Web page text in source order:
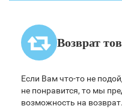
Возврат
Если Вам что-то не
не понравится, то мы
возможность на